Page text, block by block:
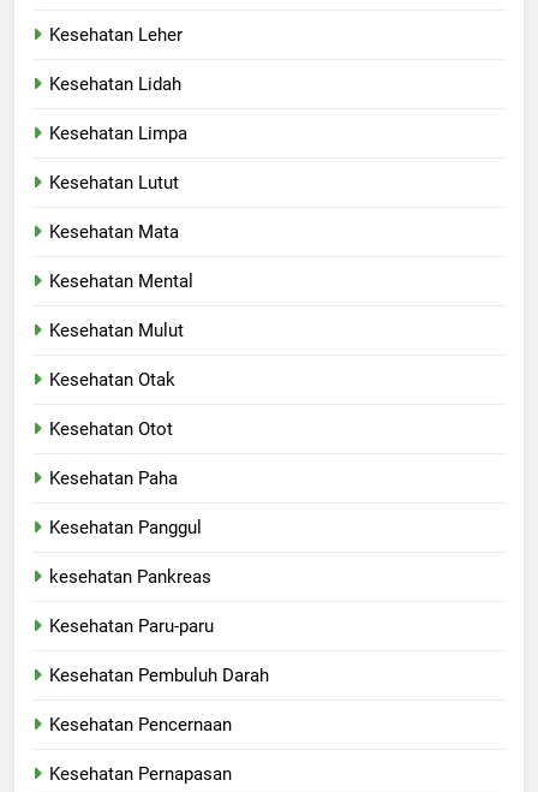
Kesehatan Leher
Kesehatan Lidah
Kesehatan Limpa
Kesehatan Lutut
Kesehatan Mata
Kesehatan Mental
Kesehatan Mulut
Kesehatan Otak
Kesehatan Otot
Kesehatan Paha
Kesehatan Panggul
kesehatan Pankreas
Kesehatan Paru-paru
Kesehatan Pembuluh Darah
Kesehatan Pencernaan
Kesehatan Pernapasan